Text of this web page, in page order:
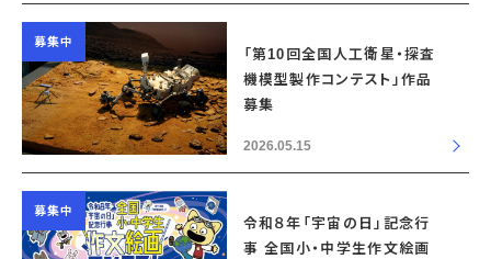
募集中
「第10回全国人工衛星・探査
機模型製作コンテスト」作品
募集
2026.05.15
募集中
令和８年「宇宙の日」記念行
事 全国小・中学生作文絵画